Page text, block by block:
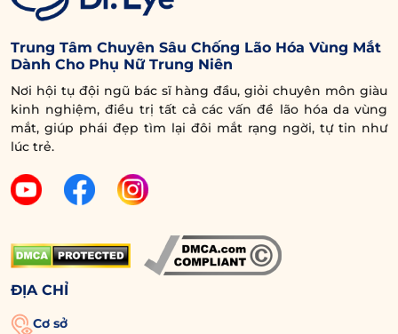
Trung Tâm Chuyên Sâu Chống Lão Hóa Vùng Mắt
Dành Cho Phụ Nữ Trung Niên
Nơi hội tụ đội ngũ bác sĩ hàng đầu, giỏi chuyên môn giàu
kinh nghiệm, điều trị tất cả các vấn đề lão hóa da vùng
mắt, giúp phái đẹp tìm lại đôi mắt rạng ngời, tự tin như
lúc trẻ.
ĐỊA CHỈ
Cơ sở